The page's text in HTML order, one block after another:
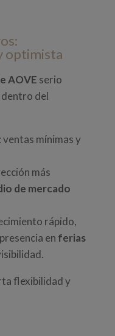
optimista
AOVE serio
del
mínimas y
más
de mercado
rápido,
en ferias
flexibilidad y